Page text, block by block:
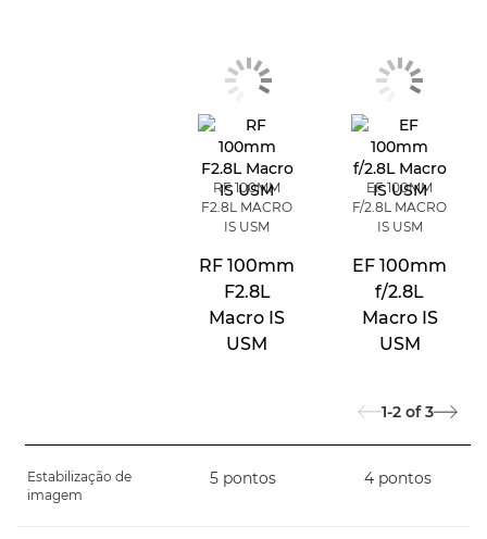
RF 100MM
F2.8L MACRO
IS USM
RF 100mm
F2.8L
Macro IS
USM
EF 100MM
F/2.8L MACRO
IS USM
EF 100mm
f/2.8L
Macro IS
USM
1-2 of 3
Estabilização de
imagem
5 pontos 4 pontos